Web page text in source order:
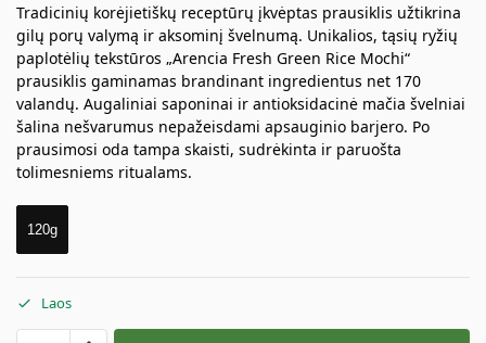
Tradicinių korėjietiškų receptūrų įkvėptas prausiklis užtikrina
gilų porų valymą ir aksominį švelnumą. Unikalios, tąsių ryžių
paplotėlių tekstūros „Arencia Fresh Green Rice Mochi“
prausiklis gaminamas brandinant ingredientus net 170
valandų. Augaliniai saponinai ir antioksidacinė mačia švelniai
šalina nešvarumus nepažeisdami apsauginio barjero. Po
prausimosi oda tampa skaisti, sudrėkinta ir paruošta
tolimesniems ritualams.
120g
Laos